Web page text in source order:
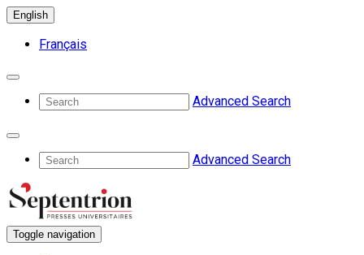
English
Français
Advanced Search
Advanced Search
Toggle navigation